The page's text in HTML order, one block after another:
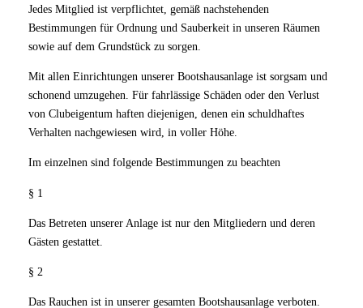
Jedes Mitglied ist verpflichtet, gemäß nachstehenden
Bestimmungen für Ordnung und Sauberkeit in unseren Räumen
sowie auf dem Grundstück zu sorgen.
Mit allen Einrichtungen unserer Bootshausanlage ist sorgsam und
schonend umzugehen. Für fahrlässige Schäden oder den Verlust
von Clubeigentum haften diejenigen, denen ein schuldhaftes
Verhalten nachgewiesen wird, in voller Höhe.
Im einzelnen sind folgende Bestimmungen zu beachten
§ 1
Das Betreten unserer Anlage ist nur den Mitgliedern und deren
Gästen gestattet.
§ 2
Das Rauchen ist in unserer gesamten Bootshausanlage verboten.